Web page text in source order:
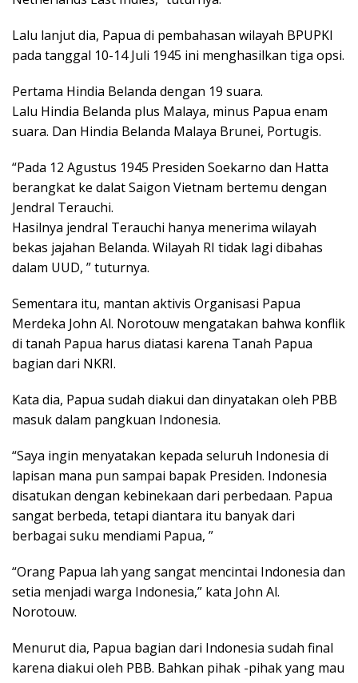
Lalu lanjut dia, Papua di pembahasan wilayah BPUPKI
pada tanggal 10-14 Juli 1945 ini menghasilkan tiga opsi.
Pertama Hindia Belanda dengan 19 suara.
Lalu Hindia Belanda plus Malaya, minus Papua enam
suara. Dan Hindia Belanda Malaya Brunei, Portugis.
“Pada 12 Agustus 1945 Presiden Soekarno dan Hatta
berangkat ke dalat Saigon Vietnam bertemu dengan
Jendral Terauchi.
Hasilnya jendral Terauchi hanya menerima wilayah
bekas jajahan Belanda. Wilayah RI tidak lagi dibahas
dalam UUD, ” tuturnya.
Sementara itu, mantan aktivis Organisasi Papua
Merdeka John Al. Norotouw mengatakan bahwa konflik
di tanah Papua harus diatasi karena Tanah Papua
bagian dari NKRI.
Kata dia, Papua sudah diakui dan dinyatakan oleh PBB
masuk dalam pangkuan Indonesia.
“Saya ingin menyatakan kepada seluruh Indonesia di
lapisan mana pun sampai bapak Presiden. Indonesia
disatukan dengan kebinekaan dari perbedaan. Papua
sangat berbeda, tetapi diantara itu banyak dari
berbagai suku mendiami Papua, ”
“Orang Papua lah yang sangat mencintai Indonesia dan
setia menjadi warga Indonesia,” kata John Al.
Norotouw.
Menurut dia, Papua bagian dari Indonesia sudah final
karena diakui oleh PBB. Bahkan pihak -pihak yang mau